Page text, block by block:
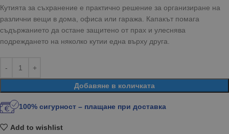
Кутията за съхранение е практично решение за организиране на
различни вещи в дома, офиса или гаража. Капакът помага
съдържанието да остане защитено от прах и улеснява
подреждането на няколко кутии една върху друга.
Добавяне в количката
100% сигурност – плащане при доставка
Add to wishlist